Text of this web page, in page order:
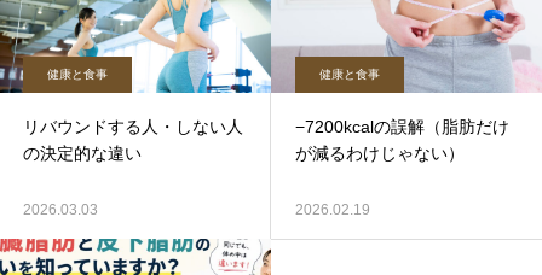
健康と食事
リバウンドする人・しない人
の決定的な違い
2026.03.03
健康と食事
−7200kcalの誤解（脂肪だけ
が減るわけじゃない）
2026.02.19